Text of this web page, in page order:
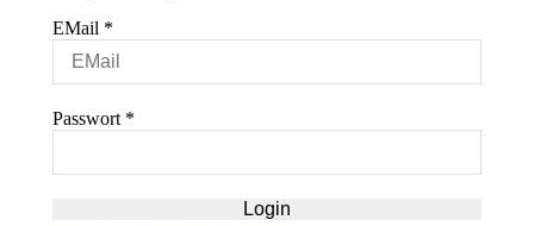
EMail *
Passwort *